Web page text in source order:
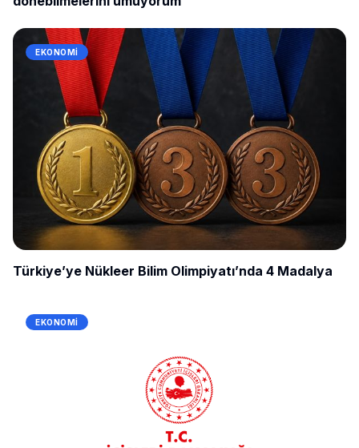
EKONOMI
Türkiye’ye Nükleer Bilim Olimpiyatı’nda 4 Madalya
EKONOMI